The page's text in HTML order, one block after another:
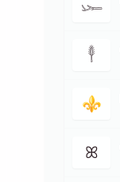
𓆱
𓇣
⚜
ꕤ